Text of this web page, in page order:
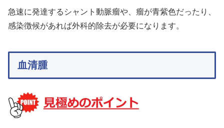
急速に発達するシャント動脈瘤や、瘤が青紫色だったり、
感染徴候があれば外科的除去が必要になります。
血清腫